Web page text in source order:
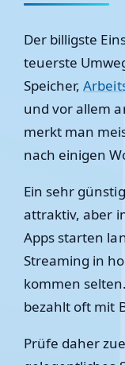
Der billigste
teuerste
Speicher,
und vor allem
merkt man
nach einigen
Ein sehr
attraktiv, aber
Apps starten
Streaming in
kommen
bezahlt oft mit
Prüfe daher